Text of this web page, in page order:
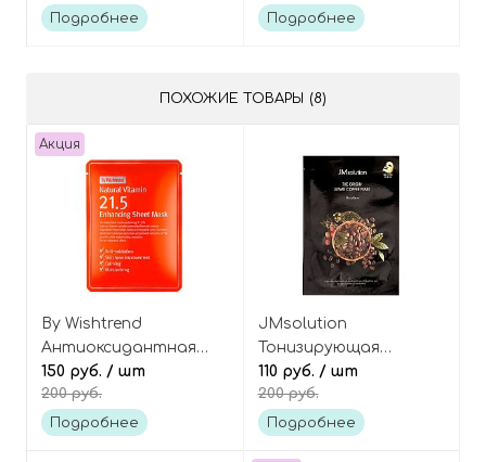
tree
Подробнее
Подробнее
ПОХОЖИЕ ТОВАРЫ (8)
Акция
By Wishtrend
Антиоксидантная
тканевая маска с
витамином С и
облепихой, Natural
150 руб. / шт
200 руб.
Подробнее
JMsolution
Тонизирующая
тканевая маска с кофе
Лювак, The Origin
Luwak Coffee Mask
110 руб. / шт
200 руб.
Подробнее